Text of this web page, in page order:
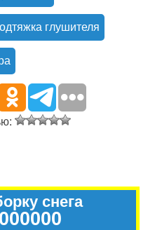
глушителя
снега